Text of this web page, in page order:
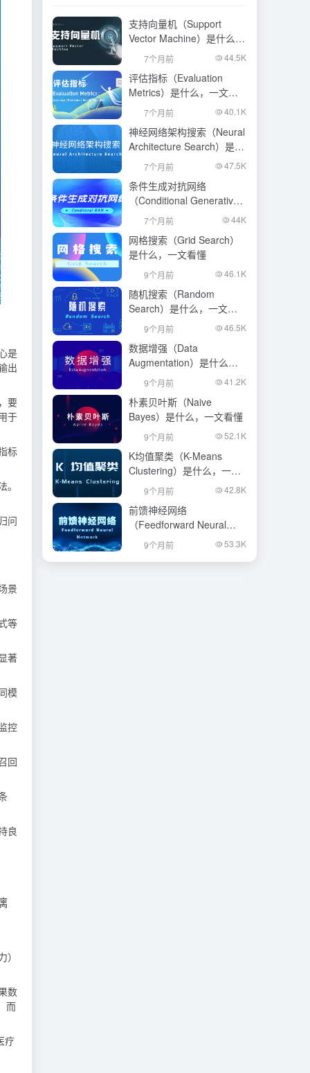
是
出
要
于
标
问
景
等
著
模
控
回
良
数
而
疗
支持向量机（Support
Vector Machine）是什么，
一文看懂
7个月前 44.5K
评估指标（Evaluation
Metrics）是什么，一文看
7个月前 40.1K
神经网络架构搜索（Neural
Architecture Search）是什
么，一文看懂
7个月前 47.5K
条件生成对抗网络
（Conditional Generative
Adversarial Network）是什
么，一文看懂
7个月前 44K
网格搜索（Grid Search）
是什么，一文看懂
9个月前 46.1K
随机搜索（Random
Search）是什么，一文看
9个月前 46.5K
数据增强（Data
Augmentation）是什么，
一文看懂
9个月前 41.2K
朴素贝叶斯（Naive
Bayes）是什么，一文看懂
9个月前 52.1K
K均值聚类（K-Means
Clustering）是什么，一文
看懂9个月前 42.8K
前馈神经网络
（Feedforward Neural
Network）是什么，一文看
9个月前 53.3K